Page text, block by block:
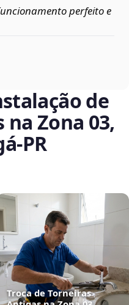
perfeito e
de
Zona 03,
Troca de Torneiras